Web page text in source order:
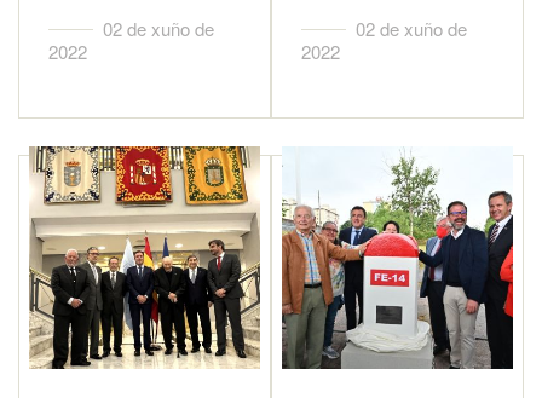
02 de xuño de
2022
02 de xuño de
2022